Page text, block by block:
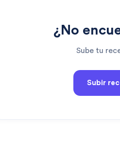
¿No
Sube tu
Subir